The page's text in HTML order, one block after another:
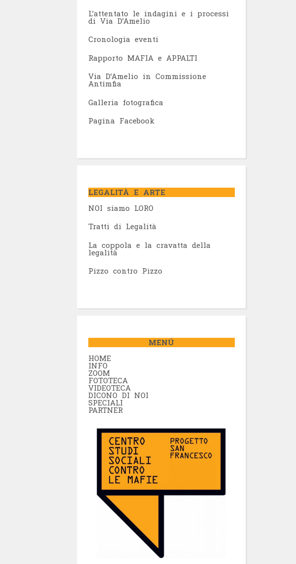
L’attentato le indagini e i processi
di Via D’Amelio
Cronologia eventi
Rapporto MAFIA e APPALTI
Via D’Amelio in Commissione
Antimfia
Galleria fotografica
Pagina Facebook
LEGALITÀ E ARTE
NOI siamo LORO
Tratti di Legalità
La coppola e la cravatta della
legalità
Pizzo contro Pizzo
MENÚ
HOME
INFO
ZOOM
FOTOTECA
VIDEOTECA
DICONO DI NOI
SPECIALI
PARTNER